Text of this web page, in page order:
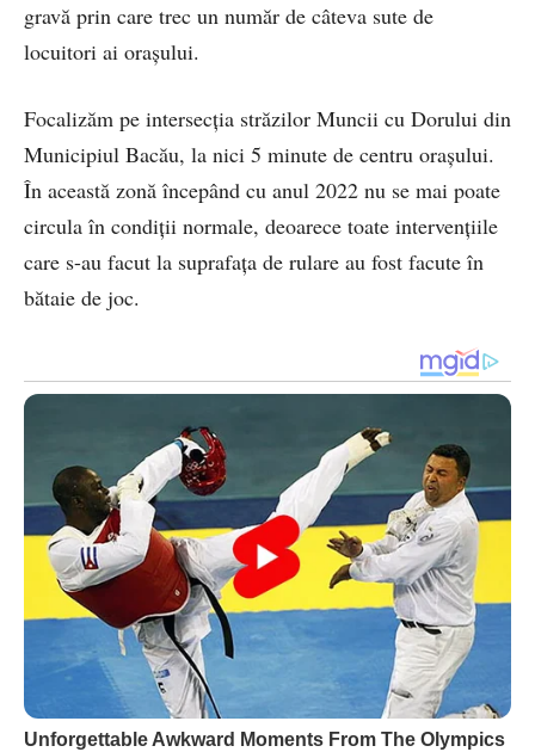
gravă prin care trec un număr de câteva sute de
locuitori ai oraşului.
Focalizăm pe intersecţia străzilor Muncii cu Dorului din
Municipiul Bacău, la nici 5 minute de centru oraşului.
În această zonă începând cu anul 2022 nu se mai poate
circula în condiţii normale, deoarece toate intervenţiile
care s-au facut la suprafaţa de rulare au fost facute în
bătaie de joc.